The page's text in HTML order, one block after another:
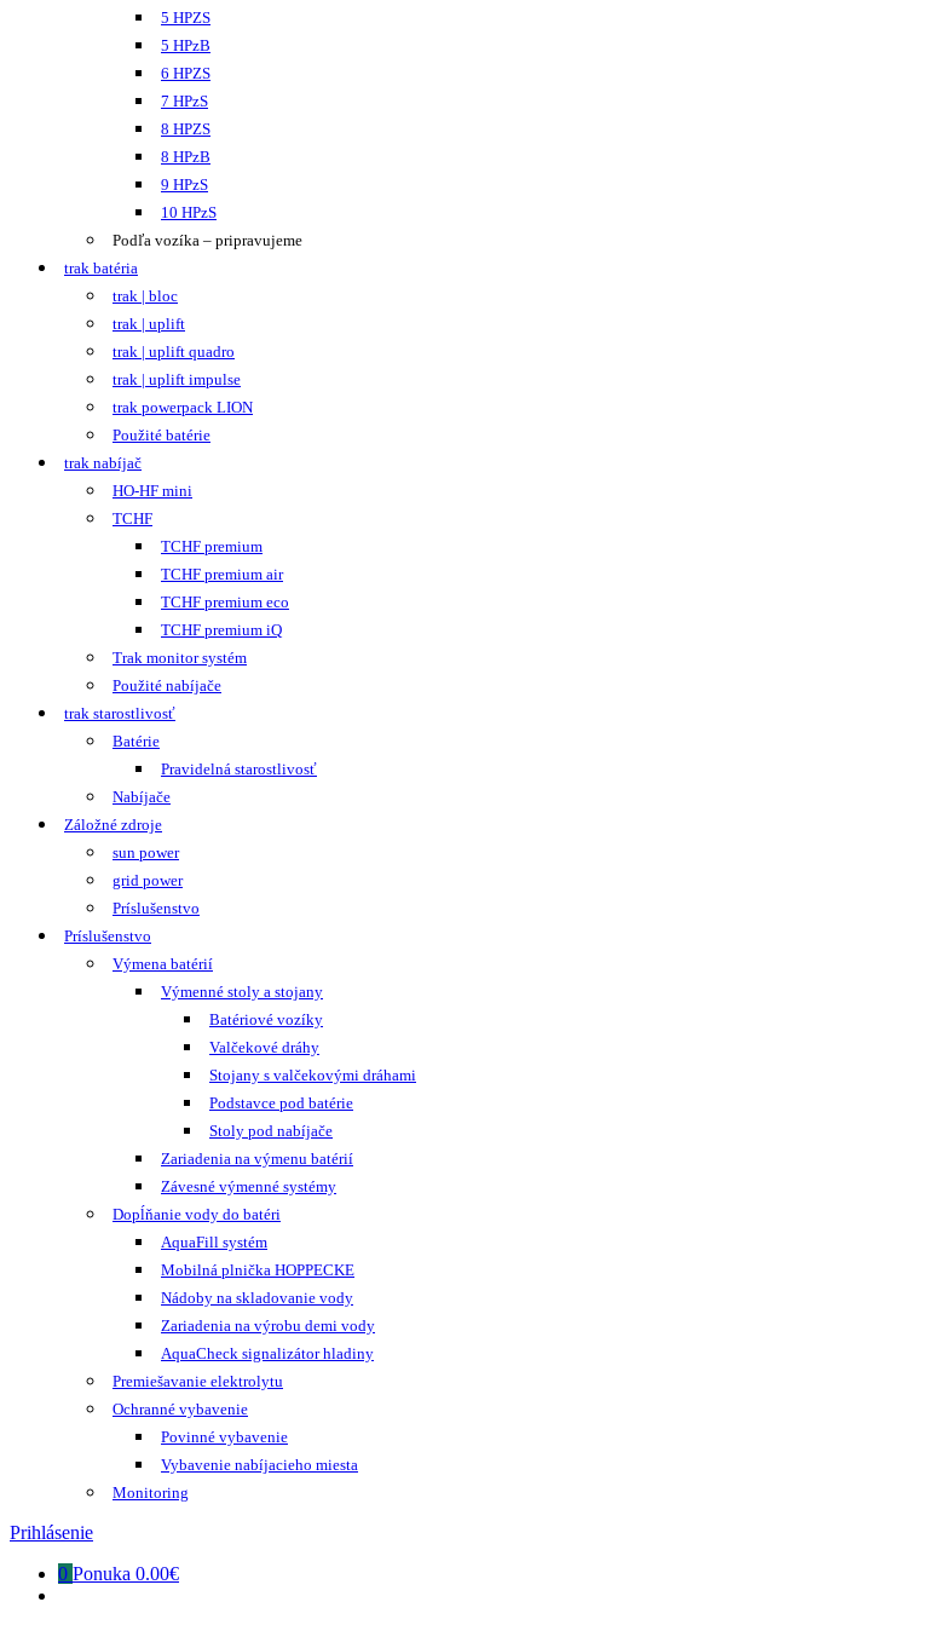
5 HPZS
5 HPzB
6 HPZS
7 HPzS
8 HPZS
8 HPzB
9 HPzS
10 HPzS
Podľa vozíka – pripravujeme
trak batéria
trak | bloc
trak | uplift
trak | uplift quadro
trak | uplift impulse
trak powerpack LION
Použité batérie
trak nabíjač
HO-HF mini
TCHF
TCHF premium
TCHF premium air
TCHF premium eco
TCHF premium iQ
Trak monitor systém
Použité nabíjače
trak starostlivosť
Batérie
Pravidelná starostlivosť
Nabíjače
Záložné zdroje
sun power
grid power
Príslušenstvo
Príslušenstvo
Výmena batérií
Výmenné stoly a stojany
Batériové vozíky
Valčekové dráhy
Stojany s valčekovými dráhami
Podstavce pod batérie
Stoly pod nabíjače
Zariadenia na výmenu batérií
Závesné výmenné systémy
Dopĺňanie vody do batéri
AquaFill systém
Mobilná plnička HOPPECKE
Nádoby na skladovanie vody
Zariadenia na výrobu demi vody
AquaCheck signalizátor hladiny
Premiešavanie elektrolytu
Ochranné vybavenie
Povinné vybavenie
Vybavenie nabíjacieho miesta
Monitoring
Prihlásenie
0 Ponuka 0.00€